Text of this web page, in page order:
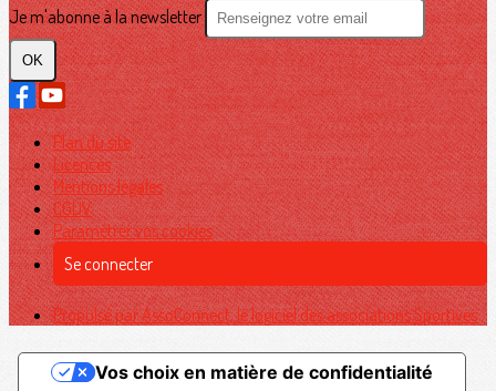
Je m'abonne à la newsletter
OK
Plan du site
Licences
Mentions légales
CGUV
Paramétrer vos cookies
Se connecter
Propulsé par AssoConnect, le logiciel des associations Sportives
Vos choix en matière de confidentialité